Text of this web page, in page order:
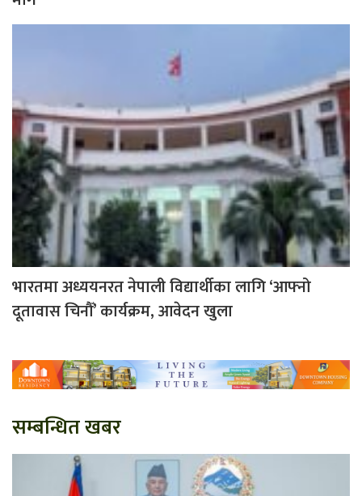
भारतमा अध्ययनरत नेपाली विद्यार्थीका लागि ‘आफ्नो
दूतावास चिनौँ’ कार्यक्रम, आवेदन खुला
सम्बन्धित खबर